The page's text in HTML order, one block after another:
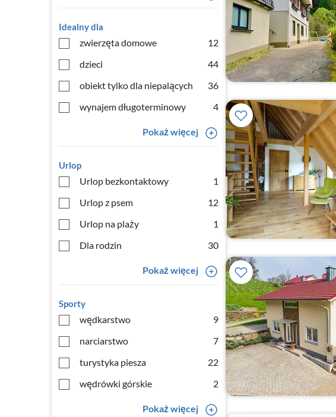
Idealny dla
zwierzęta domowe
12
dzieci
44
obiekt tylko dla niepalących
36
wynajem długoterminowy
4
Pokaż więcej
Urlop
Urlop bezkontaktowy
1
Urlop z psem
12
Urlop na plaży
1
Dla rodzin
30
Pokaż więcej
Sporty
wędkarstwo
9
narciarstwo
7
turystyka piesza
22
wędrówki górskie
2
Pokaż więcej